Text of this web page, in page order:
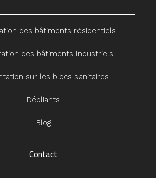
des bâtiments résidentiels
des bâtiments industriels
sur les blocs sanitaires
Dépliants
Blog
Contact